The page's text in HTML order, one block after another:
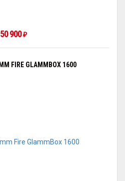
50 900₽
FIRE GLAMMBOX 1600